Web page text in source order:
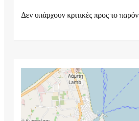
Δεν υπάρχουν κριτικές προς το παρόν